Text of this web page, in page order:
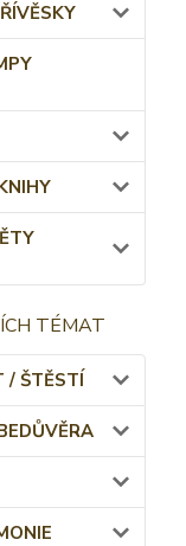
TÉMAT
/ ŠTĚSTÍ